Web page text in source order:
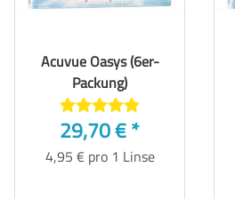
Acuvue Oasys (6er-
Packung)
29,70 €*
4,95 € pro 1 Linse